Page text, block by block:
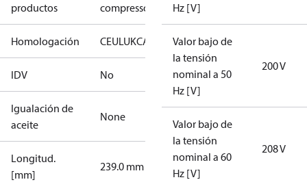
productos
compressors
Homologación CEULUKCA
IDV No
Igualación de
aceite
None
Longitud.
[mm]
239.0 mm
Hz [V]
Valor bajo de
la tensión
nominal a 50
Hz [V]
200 V
Valor bajo de
la tensión
nominal a 60
Hz [V]
208 V